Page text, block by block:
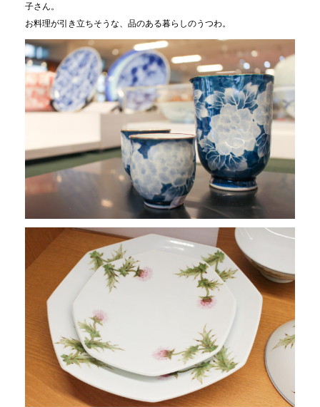
子さん。
お料理が引き立ちそうな、品のある暮らしのうつわ。